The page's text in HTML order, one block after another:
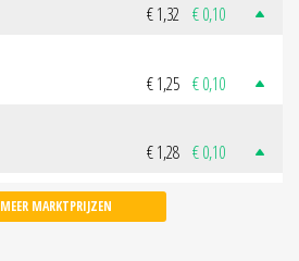
€ 1,32 € 0,10
€ 1,25 € 0,10
€ 1,28 € 0,10
MEER MARKTPRIJZEN